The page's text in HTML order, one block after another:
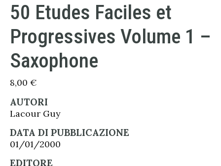
50 Etudes Faciles et
Progressives Volume 1 –
Saxophone
8,00 €
AUTORI
Lacour Guy
DATA DI PUBBLICAZIONE
01/01/2000
EDITORE